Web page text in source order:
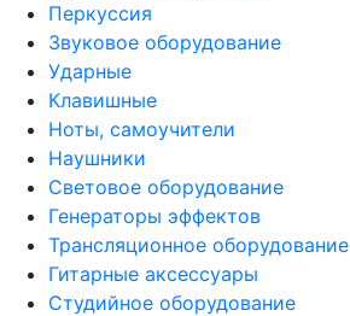
Перкуссия
Звуковое оборудование
Ударные
Клавишные
Ноты, самоучители
Наушники
Световое оборудование
Генераторы эффектов
Трансляционное оборудование
Гитарные аксессуары
Студийное оборудование